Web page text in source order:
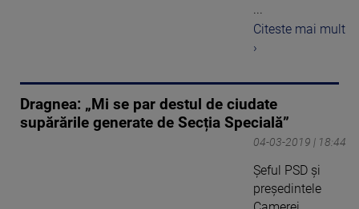
...
Citeste mai mult
›
Dragnea: „Mi se par destul de ciudate
supărările generate de Secția Specială”
04-03-2019 | 18:44
Șeful PSD și
președintele